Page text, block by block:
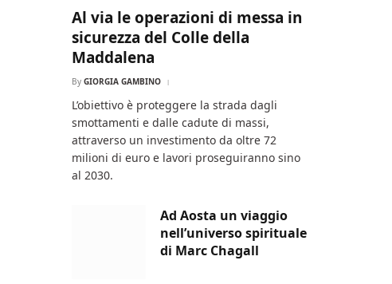
Al via le operazioni di messa in
sicurezza del Colle della
Maddalena
By GIORGIA GAMBINO
L’obiettivo è proteggere la strada dagli
smottamenti e dalle cadute di massi,
attraverso un investimento da oltre 72
milioni di euro e lavori proseguiranno sino
al 2030.
Ad Aosta un viaggio
nell’universo spirituale
di Marc Chagall